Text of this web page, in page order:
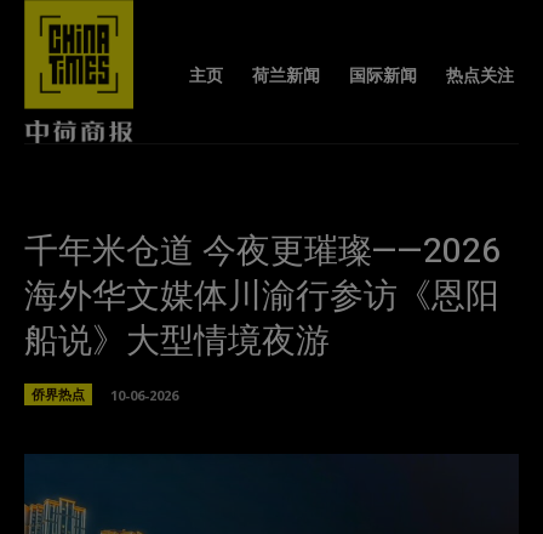
主页 荷兰新闻 国际新闻 热点关注
千年米仓道 今夜更璀璨——2026
海外华文媒体川渝行参访《恩阳
船说》大型情境夜游
侨界热点 10-06-2026